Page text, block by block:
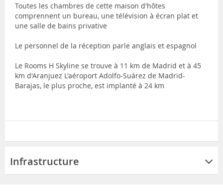
Toutes les chambres de cette maison d'hôtes
comprennent un bureau, une télévision à écran plat et
une salle de bains privative
Le personnel de la réception parle anglais et espagnol
Le Rooms H Skyline se trouve à 11 km de Madrid et à 45
km d'Aranjuez L'aéroport Adolfo-Suárez de Madrid-
Barajas, le plus proche, est implanté à 24 km
Infrastructure